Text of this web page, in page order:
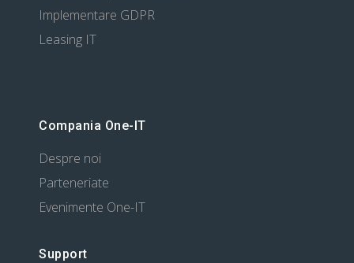
Implementare GDPR
Leasing IT
Compania One-IT
Despre noi
Parteneriate
Evenimente One-IT
Support